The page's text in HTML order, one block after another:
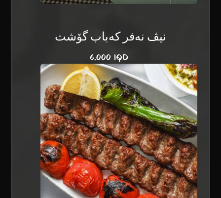
نيڤ نەفر کەباب گۆشت
6,000 IQD